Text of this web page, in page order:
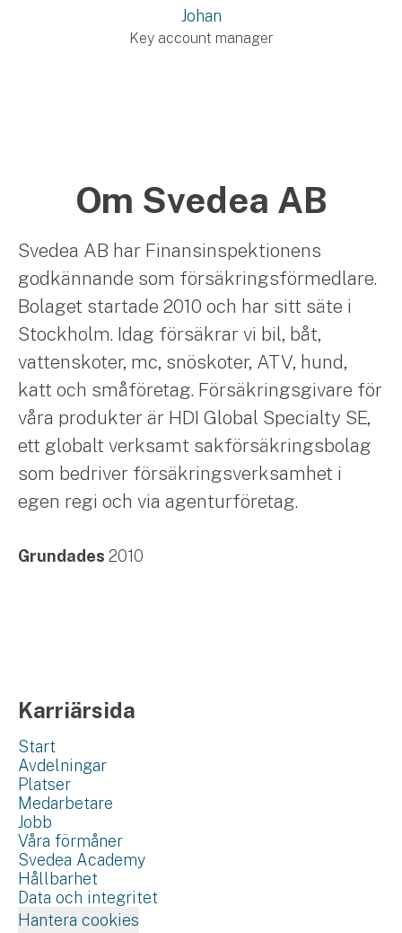
Johan
Key account manager
Om Svedea AB
Svedea AB har Finansinspektionens
godkännande som försäkringsförmedlare.
Bolaget startade 2010 och har sitt säte i
Stockholm. Idag försäkrar vi bil, båt,
vattenskoter, mc, snöskoter, ATV, hund,
katt och småföretag. Försäkringsgivare för
våra produkter är HDI Global Specialty SE,
ett globalt verksamt sakförsäkringsbolag
som bedriver försäkringsverksamhet i
egen regi och via agenturföretag.
Grundades 2010
Karriärsida
Start
Avdelningar
Platser
Medarbetare
Jobb
Våra förmåner
Svedea Academy
Hållbarhet
Data och integritet
Hantera cookies